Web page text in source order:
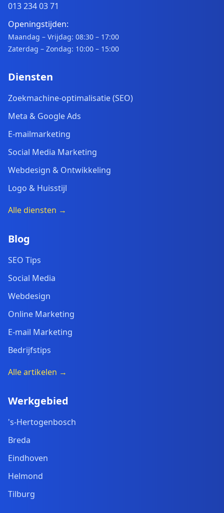
013 234 03 71
Openingstijden:
Maandag – Vrijdag: 08:30 – 17:00
Zaterdag – Zondag: 10:00 – 15:00
Diensten
Zoekmachine-optimalisatie (SEO)
Meta & Google Ads
E-mailmarketing
Social Media Marketing
Webdesign & Ontwikkeling
Logo & Huisstijl
Alle diensten →
Blog
SEO Tips
Social Media
Webdesign
Online Marketing
E-mail Marketing
Bedrijfstips
Alle artikelen →
Werkgebied
's-Hertogenbosch
Breda
Eindhoven
Helmond
Tilburg